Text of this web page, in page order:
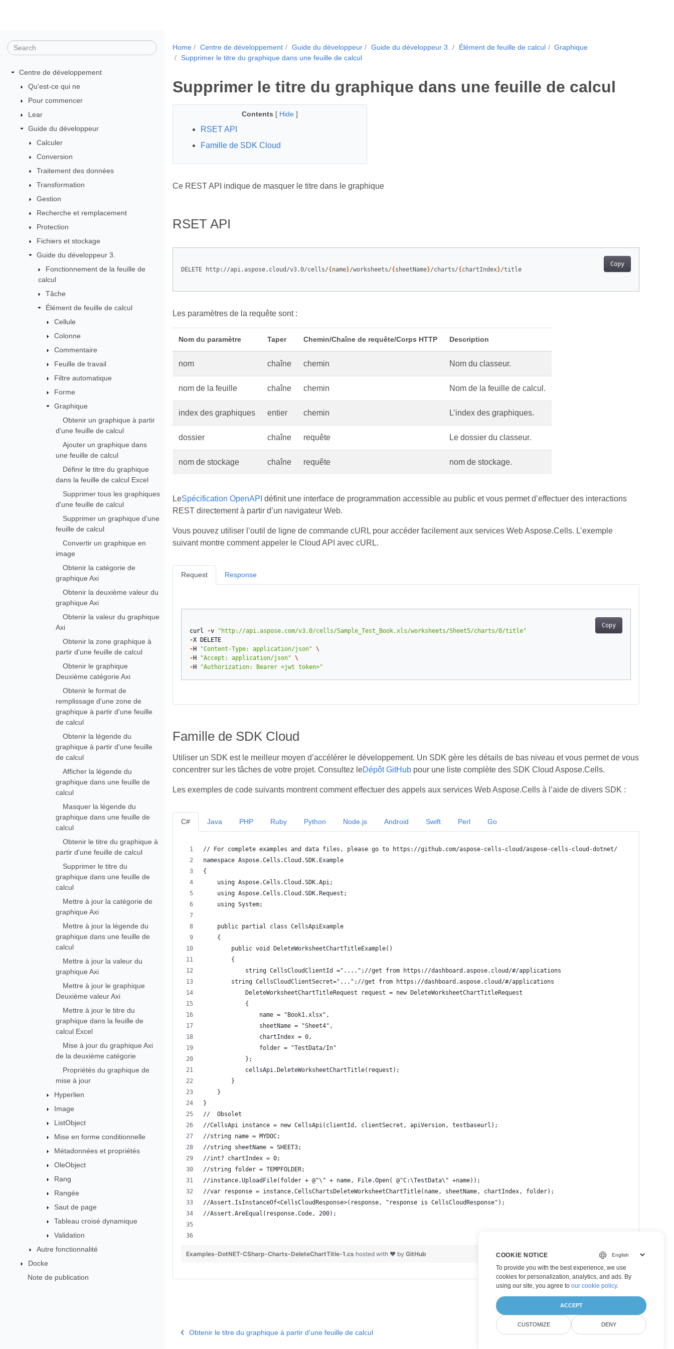
Centre de développement
Qu'est-ce qui ne
Pour commencer
Lear
Guide du développeur
Calculer
Conversion
Traitement des données
Transformation
Gestion
Recherche et remplacement
Protection
Fichiers et stockage
Guide du développeur 3.
Fonctionnement de la feuille de
calcul
Tâche
Élément de feuille de calcul
Cellule
Colonne
Commentaire
Feuille de travail
Filtre automatique
Forme
Graphique
Obtenir un graphique à partir
d'une feuille de calcul
Ajouter un graphique dans
une feuille de calcul
Définir le titre du graphique
dans la feuille de calcul Excel
Supprimer tous les graphiques
d'une feuille de calcul
Supprimer un graphique d'une
feuille de calcul
Convertir un graphique en
image
Obtenir la catégorie de
graphique Axi
Obtenir la deuxième valeur du
graphique Axi
Obtenir la valeur du graphique
Axi
Obtenir la zone graphique à
partir d'une feuille de calcul
Obtenir le graphique
Deuxième catégorie Axi
Obtenir le format de
remplissage d'une zone de
graphique à partir d'une feuille
de calcul
Obtenir la légende du
graphique à partir d'une feuille
de calcul
Afficher la légende du
graphique dans une feuille de
calcul
Masquer la légende du
graphique dans une feuille de
calcul
Obtenir le titre du graphique à
partir d'une feuille de calcul
Supprimer le titre du
graphique dans une feuille de
calcul
Mettre à jour la catégorie de
graphique Axi
Mettre à jour la légende du
graphique dans une feuille de
calcul
Mettre à jour la valeur du
graphique Axi
Mettre à jour le graphique
Deuxième valeur Axi
Mettre à jour le titre du
graphique dans la feuille de
calcul Excel
Mise à jour du graphique Axi
de la deuxième catégorie
Propriétés du graphique de
mise à jour
Hyperlien
Image
ListObject
Mise en forme conditionnelle
Métadonnées et propriétés
OleObject
Rang
Rangée
Saut de page
Tableau croisé dynamique
Validation
Autre fonctionnalité
Docke
Note de publication
Home Centre de développement Guide du développeur Guide du développeur 3. Élément de feuille de calcul
Graphique
Supprimer le titre du graphique dans une feuille de calcul
Supprimer le titre du graphique dans une feuille de calcul
Contents [ Hide ]
RSET API
Famille de SDK Cloud
Ce REST API indique de masquer le titre dans le graphique
RSET API
Copy
DELETE http://api.aspose.cloud/v3.0/cells/{ name}/worksheets/{ sheetName}/charts/{ chartIndex}/title
Les paramètres de la requête sont :
Nom du paramètre Taper Chemin/Chaîne de requête/Corps HTTP Description
nom chaîne chemin Nom du classeur.
nom de la feuille chaîne chemin Nom de la feuille de calcul.
index des graphiques entier chemin L’index des graphiques.
dossier chaîne requête Le dossier du classeur.
nom de stockage chaîne requête nom de stockage.
LeSpécification OpenAPI définit une interface de programmation accessible au public et vous permet d’effectuer des interactions
REST directement à partir d’un navigateur Web.
Vous pouvez utiliser l’outil de ligne de commande cURL pour accéder facilement aux services Web Aspose.Cells. L’exemple
suivant montre comment appeler le Cloud API avec cURL.
Request
Copy
curl -v
"http://api.aspose.com/v3.0/cells/Sample_Test_Book.xls/worksheets/Sheet5/charts/0/title"
-X
DELETE
- H "Content-Type: application/json" \
- H "Accept: application/json" \
- H "Authorization: Bearer <jwt token>"
Response
Famille de SDK Cloud
Utiliser un SDK est le meilleur moyen d’accélérer le développement. Un SDK gère les détails de bas niveau et vous permet de vous
concentrer sur les tâches de votre projet. Consultez leDépôt GitHubpour une liste complète des SDK Cloud Aspose.Cells.
Les exemples de code suivants montrent comment effectuer des appels aux services Web Aspose.Cells à l’aide de divers SDK :
C#
// For complete examples and data files, please go to https://github.com/aspose-cells-cloud/aspose-cells-cloud-dotnet/
namespace Aspose.Cells.Cloud.SDK.Example
{
    using Aspose.Cells.Cloud.SDK.Api;
    using Aspose.Cells.Cloud.SDK.Request;
    using System;
    public partial class CellsApiExample
    {
        public void DeleteWorksheetChartTitleExample()
        {
            string CellsCloudClientId ="....";//get from https://dashboard.aspose.cloud/#/applications
        string CellsCloudClientSecret="...";//get from https://dashboard.aspose.cloud/#/applications
            DeleteWorksheetChartTitleRequest request = new DeleteWorksheetChartTitleRequest
            {
                name = "Book1.xlsx",
                sheetName = "Sheet4",
                chartIndex = 0,
                folder = "TestData/In"
            };
            cellsApi.DeleteWorksheetChartTitle(request);
        }
    }
}
//  Obsolet
//CellsApi instance = new CellsApi(clientId, clientSecret, apiVersion, testbaseurl);
//string name = MYDOC;
//string sheetName = SHEET3;
//int? chartIndex = 0;
//string folder = TEMPFOLDER;
//instance.UploadFile(folder + @"\" + name, File.Open( @"C:\TestData\" +name));
//var response = instance.CellsChartsDeleteWorksheetChartTitle(name, sheetName, chartIndex, folder);
//Assert.IsInstanceOf<CellsCloudResponse>(response, "response is CellsCloudResponse");
//Assert.AreEqual(response.Code, 200);
view raw
Examples-DotNET-CSharp-Charts-DeleteChartTitle-1.cs hosted with ❤ by GitHub
Java PHP Ruby Python Node.js Android Swift Perl Go
Obtenir le titre du graphique à partir d'une feuille de calcul Mettre à jour la catégorie de graphique Axi
COOKIE NOTICE
To provide you with the best experience, we use
cookies for personalization, analytics, and ads. By
using our site, you agree to our cookie policy.
ACCEPT
CUSTOMIZE DENY